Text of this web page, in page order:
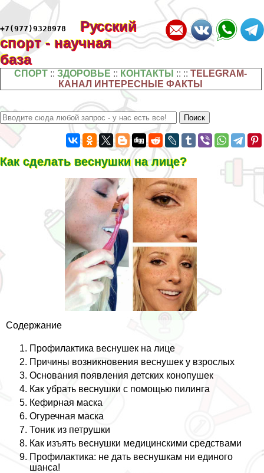
+7(977)9328978
Русский
спорт - научная
база
СПОРТ ::ЗДОРОВЬЕ :: КОНТАКТЫ :: ::TELEGRAM-
КАНАЛ ИНТЕРЕСНЫЕ ФАКТЫ
Как сделать веснушки на лице?
Содержание
Профилактика веснушек на лице
Причины возникновения веснушек у взрослых
Основания появления детских конопушек
Как убрать веснушки с помощью пилинга
Кефирная маска
Огуречная маска
Тоник из петрушки
Как изъять веснушки медицинскими средствами
Профилактика: не дать веснушкам ни единого
шанса!